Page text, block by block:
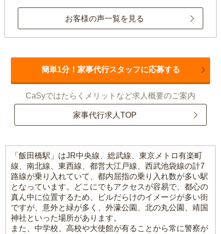
お客様の声一覧を見る
簡単1分！家事代行スタッフに応募する
CaSyではたらくメリットなど求人概要のご案内
家事代行求人TOP
「飯田橋駅」はJR中央線、総武線、東京メトロ有楽町
線、南北線、東西線、都営大江戸線、西武池袋線の計7
路線が乗り入れていて、都内屈指の乗り入れ数が多い駅
となっています。どこにでもアクセスが容易で、都心の
真ん中に位置するため、ビルだらけのイメージが多い街
ですが、意外と緑が多く、外濠公園、北の丸公園、靖国
神社といった場所があります。
また、中学校、高校や大使館が有ることから常に警察が